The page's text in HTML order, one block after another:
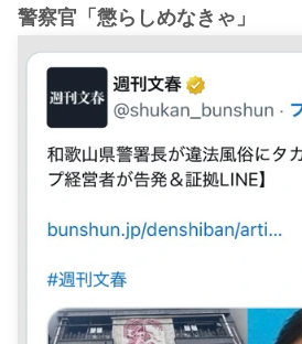
警察官「懲らしめなきゃ」